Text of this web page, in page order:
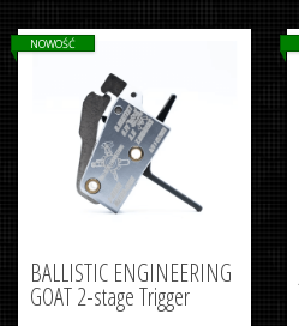
BALLISTIC ENGINEERING
GOAT 2-stage Trigger
NOWOŚĆ